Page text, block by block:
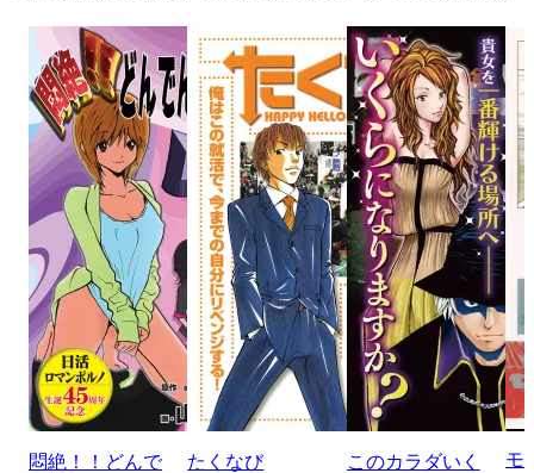
悶絶！！どんで
たくなび
このカラダいく
モ